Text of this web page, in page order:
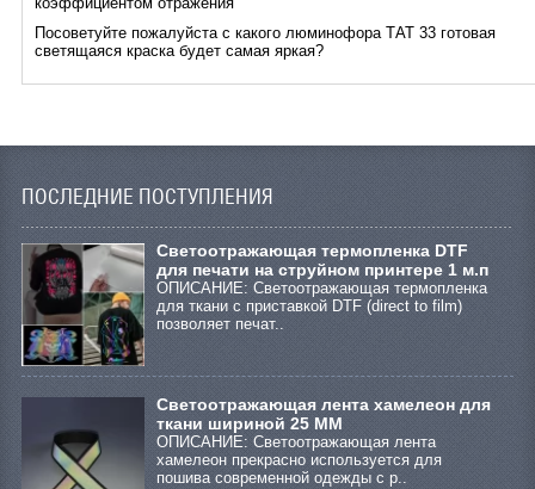
Посоветуйте пожалуйста с какого люминофора ТАТ 33 готовая
светящаяся краска будет самая яркая?
ПОСЛЕДНИЕ ПОСТУПЛЕНИЯ
Cветоотражающая термопленка DTF
для печати на струйном принтере 1 м.п
ОПИСАНИЕ: Светоотражающая термопленка
для ткани с приставкой DTF (direct to film)
позволяет печат..
Светоотражающая лента хамелеон для
ткани шириной 25 ММ
ОПИСАНИЕ: Светоотражающая лента
хамелеон прекрасно используется для
пошива современной одежды с р..